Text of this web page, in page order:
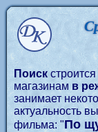
Поиск
магазинам в
занимает
актуальность
фильма: "По